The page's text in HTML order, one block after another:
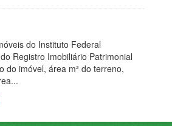
do Instituto Federal
Registro Imobiliário Patrimonial
do imóvel, área m² do terreno,